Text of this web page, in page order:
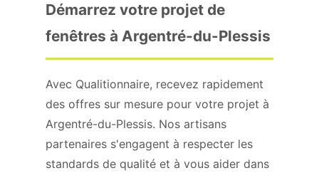
Démarrez votre projet de
fenêtres à Argentré-du-Plessis
Avec Qualitionnaire, recevez rapidement
des offres sur mesure pour votre projet à
Argentré-du-Plessis. Nos artisans
partenaires s'engagent à respecter les
standards de qualité et à vous aider dans